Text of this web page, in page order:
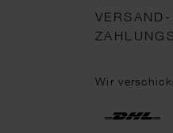
VERSAND-
Wir